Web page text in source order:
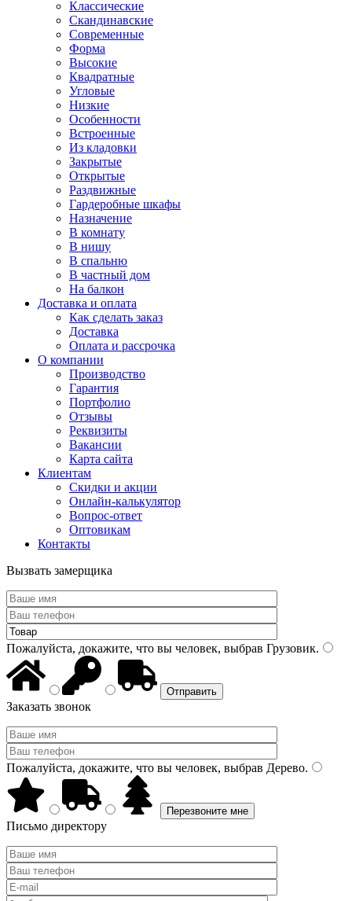
Классические
Скандинавские
Современные
Форма
Высокие
Квадратные
Угловые
Низкие
Особенности
Встроенные
Из кладовки
Закрытые
Открытые
Раздвижные
Гардеробные шкафы
Назначение
В комнату
В нишу
В спальню
В частный дом
На балкон
Доставка и оплата
Как сделать заказ
Доставка
Оплата и рассрочка
О компании
Производство
Гарантия
Портфолио
Отзывы
Реквизиты
Вакансии
Карта сайта
Клиентам
Скидки и акции
Онлайн-калькулятор
Вопрос-ответ
Оптовикам
Контакты
Вызвать замерщика
Пожалуйста, докажите, что вы человек, выбрав Грузовик.
Заказать звонок
Пожалуйста, докажите, что вы человек, выбрав Дерево.
Письмо директору